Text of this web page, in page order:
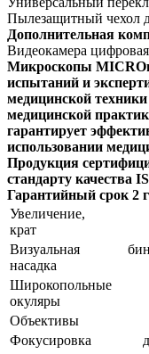
Пылезащитный чехол
Дополнительная
Видеокамера
Микроскопы
испытаний и
медицинской
медицинской
гарантирует
использовании
Продукция
стандарту качества
Гарантийный срок 2
Увеличение,
крат
Визуальная
насадка
Широкопольные
окуляры
Объективы
Фокусировка